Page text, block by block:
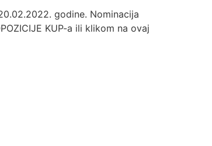
godine. Nominacija
KUP-a ili klikom na ovaj